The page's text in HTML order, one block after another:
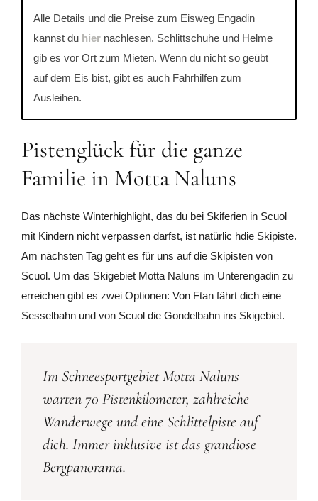
Alle Details und die Preise zum Eisweg Engadin
kannst du hier nachlesen. Schlittschuhe und Helme
gib es vor Ort zum Mieten. Wenn du nicht so geübt
auf dem Eis bist, gibt es auch Fahrhilfen zum
Ausleihen.
Pistenglück für die ganze
Familie in Motta Naluns
Das nächste Winterhighlight, das du bei Skiferien in Scuol
mit Kindern nicht verpassen darfst, ist natürlic hdie Skipiste.
Am nächsten Tag geht es für uns auf die Skipisten von
Scuol. Um das Skigebiet Motta Naluns im Unterengadin zu
erreichen gibt es zwei Optionen: Von Ftan fährt dich eine
Sesselbahn und von Scuol die Gondelbahn ins Skigebiet.
Im Schneesportgebiet Motta Naluns
warten 70 Pistenkilometer, zahlreiche
Wanderwege und eine Schlittelpiste auf
dich. Immer inklusive ist das grandiose
Bergpanorama.